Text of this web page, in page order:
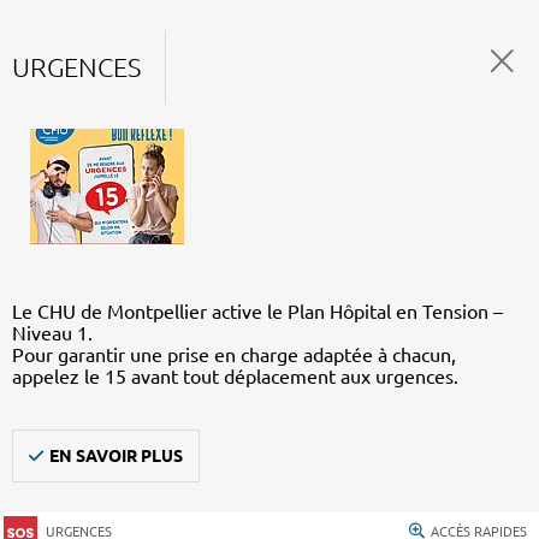
URGENCES
Le CHU de Montpellier active le Plan Hôpital en Tension –
Niveau 1.
Pour garantir une prise en charge adaptée à chacun,
appelez le 15 avant tout déplacement aux urgences.
EN SAVOIR PLUS
URGENCES ACCÈS RAPIDES